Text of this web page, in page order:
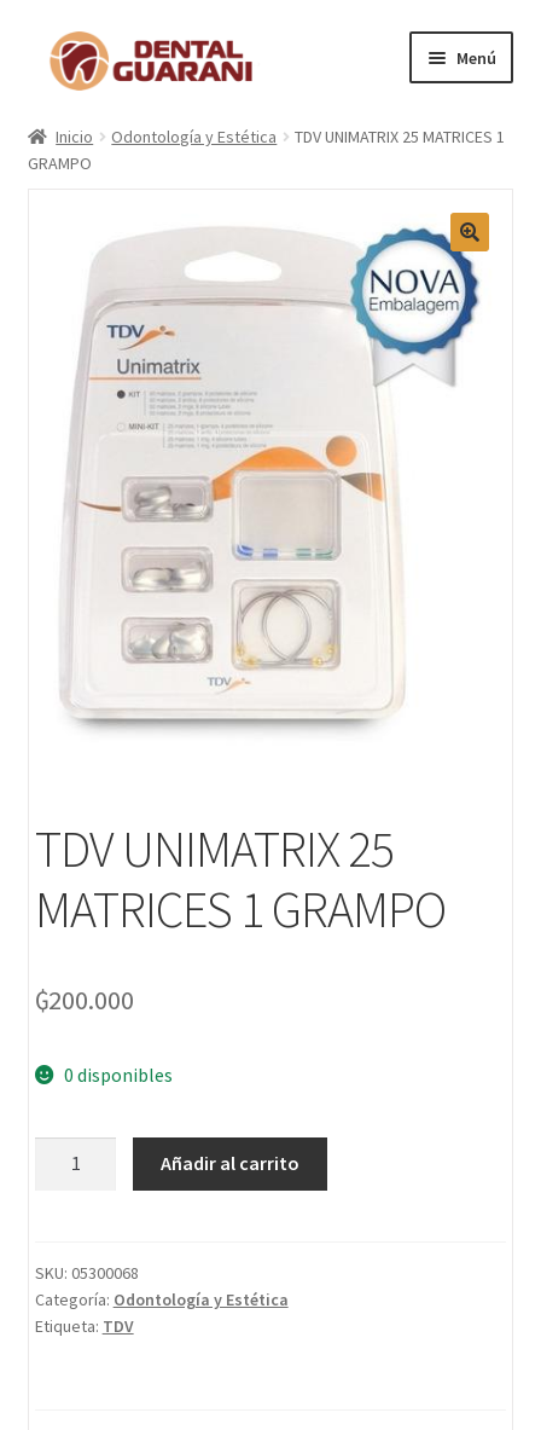
Menú
Inicio
Nosotros
Contactos
Categorías
Carrito
Inicio Odontología y Estética
TDV UNIMATRIX 25 MATRICES 1
GRAMPO
TDV UNIMATRIX 25
MATRICES 1 GRAMPO
₲200.000
0 disponibles
Añadir al carrito
SKU: 05300068
Categoría: Odontología y Estética
Etiqueta: TDV